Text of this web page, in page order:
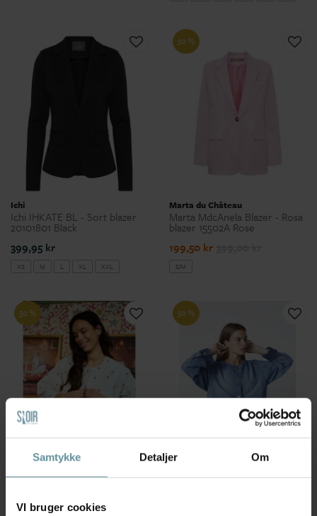
Samtykke Detaljer Om
VI bruger cookies
Ichi
Ichi IHKATE BL - Sort blazer
20101801 Black
399,95 kr
XS M XL XXL
50 %
Marta du Château
Marta MdcAnela Blazer - Rosa
blazer 15502A Rose
199,50 kr
S/M
50 %
Black Colour
41139 Off White
50 %
Co'couture